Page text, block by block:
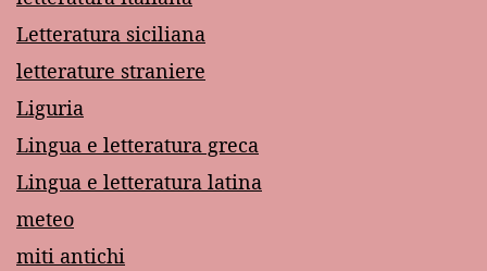
Letteratura siciliana
letterature straniere
Liguria
Lingua e letteratura greca
Lingua e letteratura latina
meteo
miti antichi